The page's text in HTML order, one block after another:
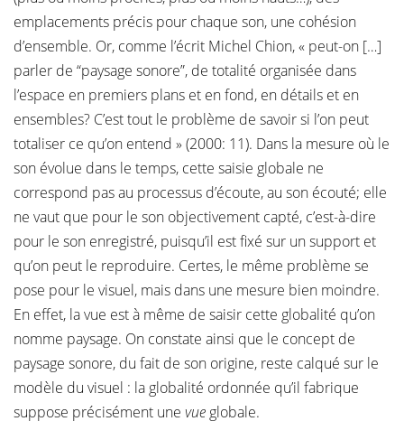
emplacements précis pour chaque son, une cohésion
d’ensemble. Or, comme l’écrit Michel Chion, « peut-on […]
parler de “paysage sonore”, de totalité organisée dans
l’espace en premiers plans et en fond, en détails et en
ensembles? C’est tout le problème de savoir si l’on peut
totaliser ce qu’on entend » (2000: 11). Dans la mesure où le
son évolue dans le temps, cette saisie globale ne
correspond pas au processus d’écoute, au son écouté; elle
ne vaut que pour le son objectivement capté, c’est-à-dire
pour le son enregistré, puisqu’il est fixé sur un support et
qu’on peut le reproduire. Certes, le même problème se
pose pour le visuel, mais dans une mesure bien moindre.
En effet, la vue est à même de saisir cette globalité qu’on
nomme paysage. On constate ainsi que le concept de
paysage sonore, du fait de son origine, reste calqué sur le
modèle du visuel : la globalité ordonnée qu’il fabrique
suppose précisément une vue globale.